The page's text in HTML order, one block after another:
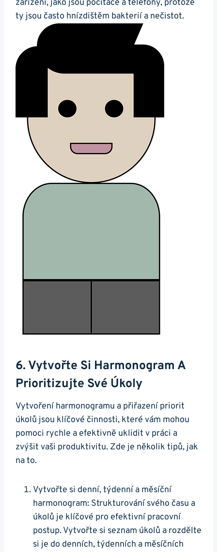
zařízení, jako jsou počítače a telefony, protože
ty jsou často hnízdištěm bakterií a nečistot.
6. Vytvořte Si Harmonogram A
Prioritizujte Své Úkoly
Vytvoření harmonogramu a přiřazení priorit
úkolů jsou klíčové činnosti, které vám mohou
pomoci rychle a efektivně uklidit v práci a
zvýšit vaši produktivitu. Zde je několik tipů, jak
na to.
Vytvořte si denní, týdenní a měsíční
harmonogram: Strukturování svého času a
úkolů je klíčové pro efektivní pracovní
postup. Vytvořte si seznam úkolů a rozdělte
si je do denních, týdenních a měsíčních